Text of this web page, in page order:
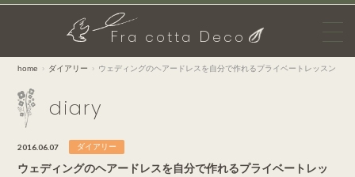
Fra cotta D eco
home ダイアリー ウェディングのヘアードレスを自分で作れるプライベートレッスン
diary
2016.06.07 ダイアリー
ウェディングのヘアードレスを自分で作れるプライベートレッ